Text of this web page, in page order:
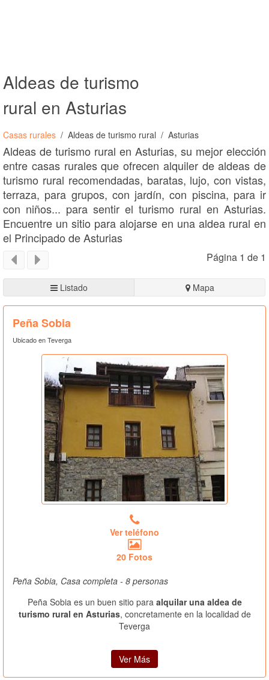
Aldeas de turismo
rural en Asturias
Casas rurales Aldeas de turismo rural Asturias
Aldeas de turismo rural en Asturias, su mejor elección
entre casas rurales que ofrecen alquiler de aldeas de
turismo rural recomendadas, baratas, lujo, con vistas,
terraza, para grupos, con jardín, con piscina, para ir
con niños... para sentir el turismo rural en Asturias.
Encuentre un sitio para alojarse en una aldea rural en
el Principado de Asturias
Página 1 de 1
Listado Mapa
Peña Sobia
Ubicado en Teverga
Ver teléfono
20 Fotos
Peña Sobia, Casa completa - 8 personas
Peña Sobia es un buen sitio para alquilar una aldea de
turismo rural en Asturias, concretamente en la localidad de
Teverga
Ver Más